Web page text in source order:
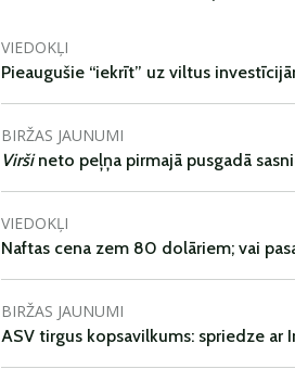
VIEDOKĻI
Pieaugušie “iekrīt” uz viltus
BIRŽAS JAUNUMI
Viršineto peļņa pirmajā pusgadā
VIEDOKĻI
Naftas cena zem 80 dolāriem; vai
BIRŽAS JAUNUMI
ASV tirgus kopsavilkums: spriedze ar